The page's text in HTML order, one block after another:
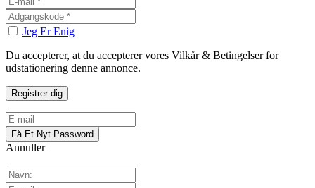
Jeg Er Enig
Du accepterer, at du accepterer vores Vilkår & Betingelser for
udstationering denne annonce.
Annuller